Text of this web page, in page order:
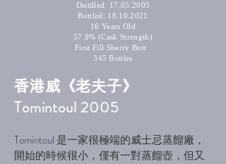
Distilled: 17.05.2005
Bottled: 18.10.2021
16 Years Old
57.9% (Cask Strength)
First Fill Sherry Butt
345 Bottles
香港威《老夫子》
Tomintoul 2005
Tomintoul 是一家很極端的威士忌蒸餾廠，
開始的時候很小，僅有一對蒸餾壺，但又